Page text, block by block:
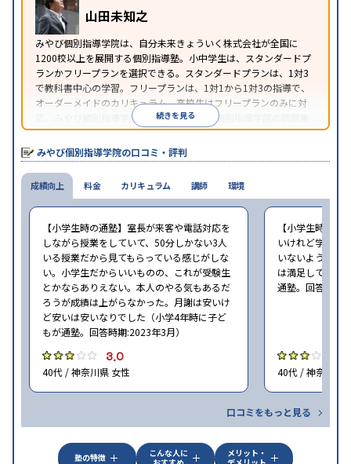
山田未知之
みやび個別指導学院は、自分未来きょういく株式会社が全国に
1200校以上を展開する個別指導塾。小中学生は、スタンダードプ
ランかフリープランを選択できる。スタンダードプランは、1対3
で教科書中心の学習。フリープランは、1対1から1対3の指導で、
オーダーメイドのカリキュラム。高校生はフリープランのみに対
応。みやび個別指導学院では、系列のITTO個別指導学院の問題集
の購入や模試を受験できる。
続きを見る
みやび個別指導学院の口コミ・評判
成績向上
【小学生時の通塾】室長が来客や電話対応を
しながら授業をしていて、50分しかない3人
いる授業だから見てもらっている感じがしな
い。小学生だからいいものの、これが受験生
とかならありえない。本人のやる気もあるだ
ろうが成績は上がらなかった。月謝は安いけ
ど安いは安いなりでした（小学4年時に子ど
もが通塾。回答時期:2023年3月）
3.0
40代 / 神奈川県 女性
【小学生時の通
いけれど学校の
いないような部
は満足していま
通塾。回答時期
40代 / 神奈川県
口コミをもっと見る
料金 カリキュラム 講師 環境
塾の特徴
こんな人に
メリット・